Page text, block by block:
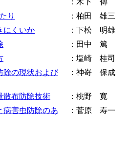
：木下 傳
り
：柏田 雄三
にくいか
：下松 明雄
：田中 篤
：塩崎 桂司
除の現状および
：神嵜 保成
散布防除技術
：桃野 寛
病害虫防除のあ
：菅原 寿一